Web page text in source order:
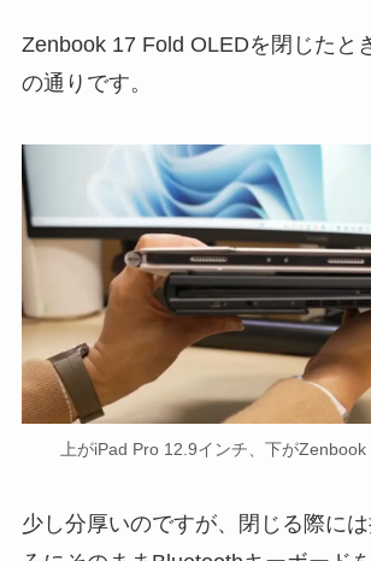
Zenbook 17 Fold OLEDを閉じたと
の通りです。
上がiPad Pro 12.9インチ、下が
少し分厚いのですが、閉じる際に